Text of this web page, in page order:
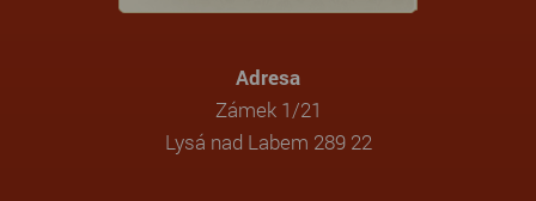
Adresa
Zámek 1/21
Lysá nad Labem 289 22